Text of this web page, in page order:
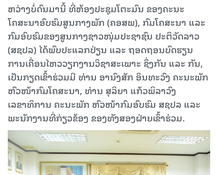
ຫວ່າງບໍ່ດົນມານີ້ ທີ່ຫ້ອງປະຊຸມໂຕະມົນ ຂອງຄະນະ
ໂຄສະນາອົບຮົມສູນກາງພັກ (ຄອສພ), ກົມໂຄສະນາ ແລະ
ກົມອົບຮົມຂອງສູນກາງຊາວໜຸ່ມປະຊາຊົນ ປະຕິວັດລາວ
(ສຊປລ) ໄດ້ພົບປະແລກປ່ຽນ ແລະ ຖອດຖອນບົດຮຽນ
ການເຄື່ອນໄຫວວຽກງານວິຊາສະເພາະ ຊຶ່ງກັນ ແລະ ກັນ,​
ເປັນກຽດເຂົ້າຮ່ວມມີ​ ທ່ານ ອານົງສັກ ອິນທະວົງ ຄະນະພັກ
ຫົວໜ້າກົມໂຄສະນາ,​ ທ່ານ ສຸລິຍາ ແກ້ວພິລາວົງ
ເລຂາທິການ ຄະນະພັກ ຫົວໜ້າກົມອົບຮົມ ສຊປລ ແລະ​
ພະນັກງານທີ່ກ່ຽວຂ້ອງ ຂອງທັງສອງຝ່າຍເຂົ້າຮ່ວມ.